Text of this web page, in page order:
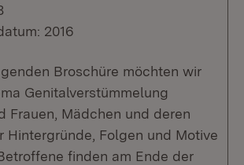
2016
Broschüre möchten wir
Genitalverstümmelung
Frauen, Mädchen und deren
Hintergründe, Folgen und Motive
finden am Ende der